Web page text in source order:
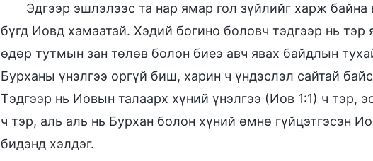
Эдгээр эшлэлээс та нар ямар гол зүйлийг харж
бүгд Иовд хамаатай. Хэдий богино боловч тэдгээр нь
өдөр тутмын зан төлөв болон биеэ авч явах байдлын
Бурханы үнэлгээ оргүй биш, харин ч үндэслэл сайтай
Тэдгээр нь Иовын талаарх хүний үнэлгээ (Иов 1:1) ч тэр,
ч тэр, аль аль нь Бурхан болон хүний өмнө гүйцэтгэсэн
бидэнд хэлдэг.